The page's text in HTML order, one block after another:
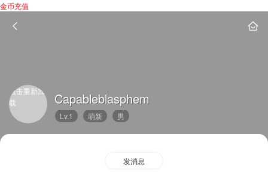
金币充值
点击重新加
载
Capableblasphem
Lv.1 萌新 男
发消息